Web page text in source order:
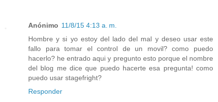
Anónimo 11/8/15 4:13 a. m.
Hombre y si yo estoy del lado del mal y deseo usar este
fallo para tomar el control de un movil? como puedo
hacerlo? he entrado aqui y pregunto esto porque el nombre
del blog me dice que puedo hacerte esa pregunta! como
puedo usar stagefright?
Responder